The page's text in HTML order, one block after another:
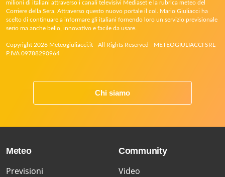
milioni di italiani attraverso i canali televisivi Mediaset e la rubrica meteo del
Corriere della Sera. Attraverso questo nuovo portale il col. Mario Giuliacci ha
scelto di continuare a informare gli italiani fornendo loro un servizio previsionale
serio ma anche bello, innovativo e facile da usare.
Copyright 2026 Meteogiuliacci.it - All Rights Reserved - METEOGIULIACCI SRL
P.IVA 09788290964
Chi siamo
Meteo
Previsioni
Community
Video